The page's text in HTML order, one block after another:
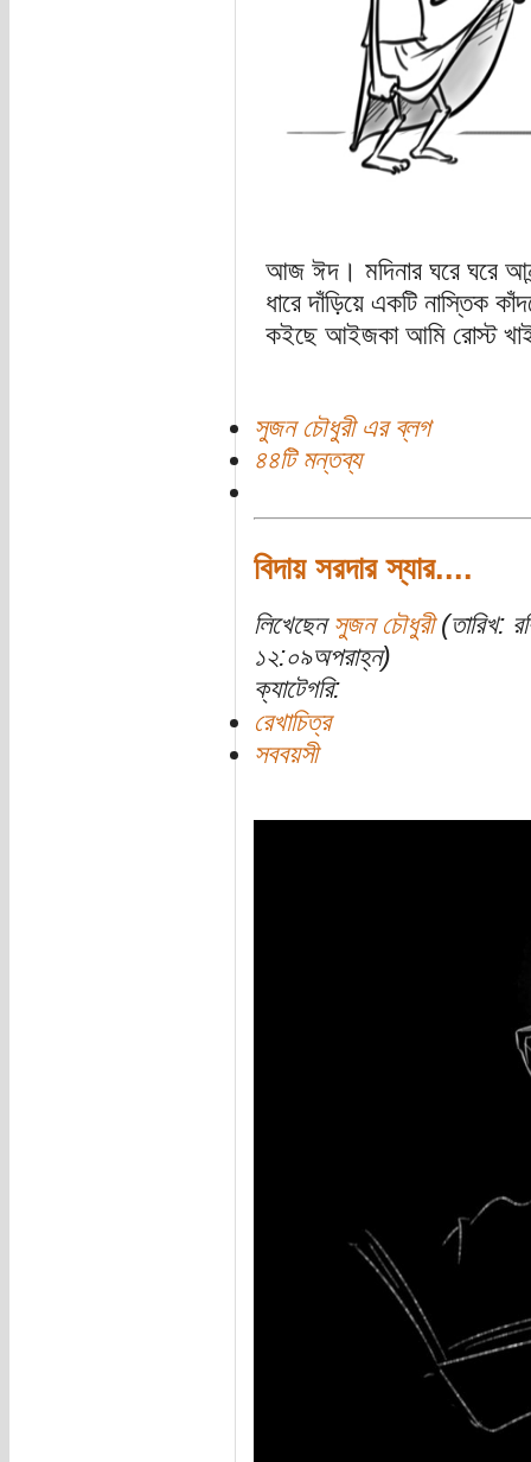
আজ ঈদ। মদিনার ঘরে ঘরে
ধারে দাঁড়িয়ে একটি নাস্তিক
কইছে আইজকা আমি রোস্ট
সুজন চৌধুরী এর ব্লগ
৪৪টি মন্তব্য
বিদায় সরদার স্যার....
লিখেছেন সুজন চৌধুরী(তারিখ:
১২:০৯অপরাহ্ন)
ক্যাটেগরি:
রেখাচিত্র
সববয়সী